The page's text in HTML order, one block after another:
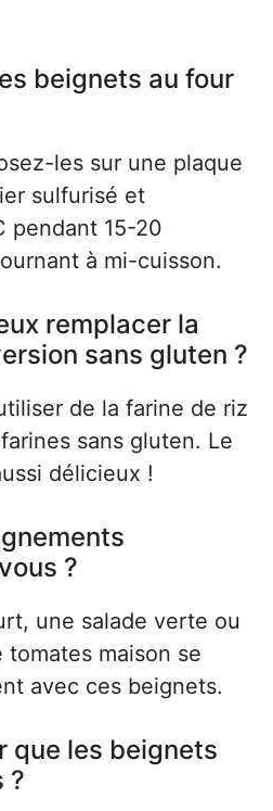
beignets au four
les sur une plaque
sulfurisé et
pendant 15-20
à mi-cuisson.
remplacer la
sans gluten ?
de la farine de riz
sans gluten. Le
délicieux !
?
une salade verte ou
maison se
avec ces beignets.
que les beignets
?